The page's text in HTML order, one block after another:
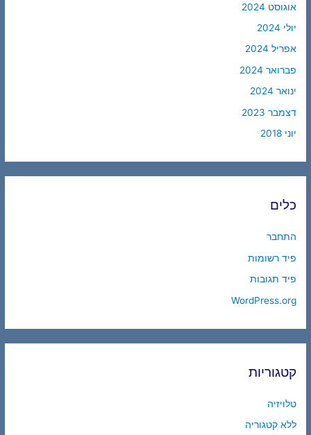
אוגוסט 2024
יולי 2024
אפריל 2024
פברואר 2024
ינואר 2024
דצמבר 2023
יוני 2018
כלים
התחבר
פיד רשומות
פיד תגובות
WordPress.org
קטגוריות
טלויזיה
ללא קטגוריה